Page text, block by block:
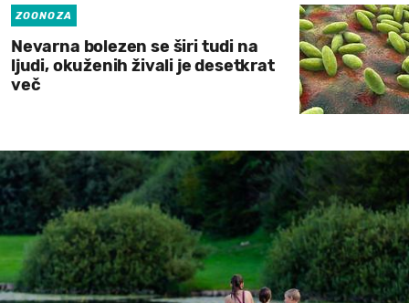
ZOONOZA
Nevarna bolezen se širi tudi na
ljudi, okuženih živali je desetkrat
več